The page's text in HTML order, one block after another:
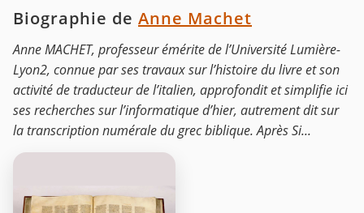
Biographie de Anne Machet
Anne MACHET, professeur émérite de l’Université Lumière-
Lyon2, connue par ses travaux sur l’histoire du livre et son
activité de traducteur de l’italien, approfondit et simplifie ici
ses recherches sur l’informatique d’hier, autrement dit sur
la transcription numérale du grec biblique. Après Si...